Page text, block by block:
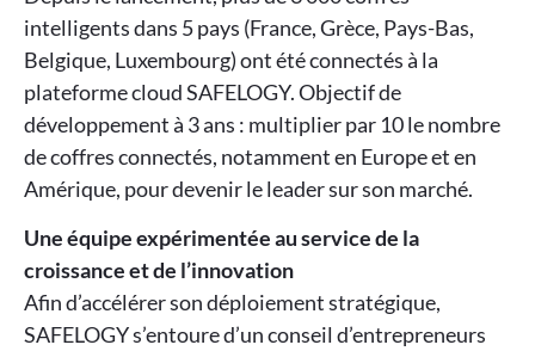
intelligents dans 5 pays (France, Grèce, Pays-Bas,
Belgique, Luxembourg) ont été connectés à la
plateforme cloud SAFELOGY. Objectif de
développement à 3 ans : multiplier par 10 le nombre
de coffres connectés, notamment en Europe et en
Amérique, pour devenir le leader sur son marché.
Une équipe expérimentée au service de la
croissance et de l’innovation
Afin d’accélérer son déploiement stratégique,
SAFELOGY s’entoure d’un conseil d’entrepreneurs